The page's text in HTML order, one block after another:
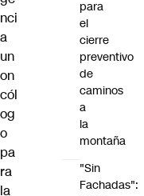
nci
a
un
on
cól
og
o
pa
ra
la
para
el
cierre
preventivo
de
caminos
a
la
montaña
"Sin
Fachadas":